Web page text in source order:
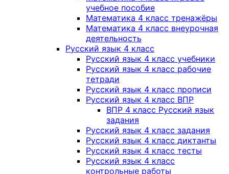
учебное пособие
Математика 4 класс тренажёры
Математика 4 класс внеурочная
деятельность
Русский язык 4 класс
Русский язык 4 класс учебники
Русский язык 4 класс рабочие
тетради
Русский язык 4 класс прописи
Русский язык 4 класс ВПР
ВПР 4 класс Русский язык
задания
Русский язык 4 класс задания
Русский язык 4 класс диктанты
Русский язык 4 класс тесты
Русский язык 4 класс
контрольные работы